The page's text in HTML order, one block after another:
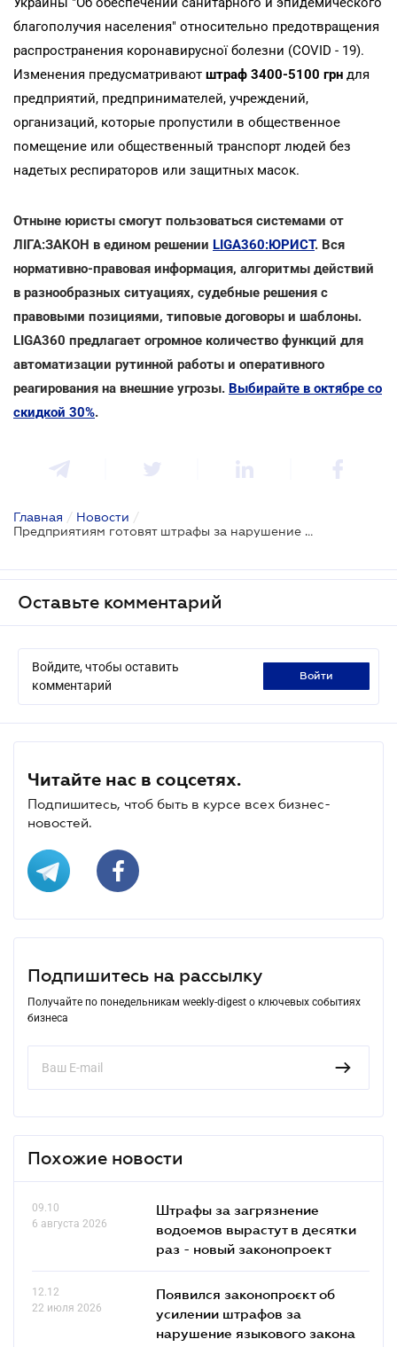
благополучия населения" относительно предотвращения
распространения коронавирусної болезни (COVID - 19).
Изменения предусматривают штраф 3400-5100 грн для
предприятий, предпринимателей, учреждений,
организаций, которые пропустили в общественное
помещение или общественный транспорт людей без
надетых респираторов или защитных масок.
Отныне юристы смогут пользоваться системами от
ЛІГА:ЗАКОН в едином решении LIGA360:ЮРИСТ. Вся
нормативно-правовая информация, алгоритмы действий
в разнообразных ситуациях, судебные решения с
правовыми позициями, типовые договоры и шаблоны.
LIGA360 предлагает огромное количество функций для
автоматизации рутинной работы и оперативного
реагирования на внешние угрозы. Выбирайте в октябре со
скидкой 30%.
Главная / Новости /
Предприятиям готовят штрафы за нарушение масочного режима
Оставьте комментарий
Войдите, чтобы оставить
комментарий
войти
Читайте нас в соцсетях.
Подпишитесь, чтоб быть в курсе всех бизнес-
новостей.
Подпишитесь на рассылку
Получайте по понедельникам weekly-digest о ключевых событиях
бизнеса
Похожие новости
09.10
6 августа 2026
Штрафы за загрязнение
водоемов вырастут в десятки
раз - новый законопроект
12.12
22 июля 2026
Появился законопроєкт об
усилении штрафов за
нарушение языкового закона